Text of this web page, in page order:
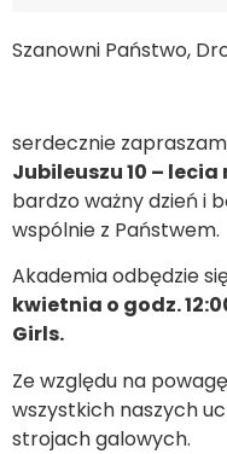
Szanowni Państwo,
serdecznie
Jubileuszu 10 – lecia
bardzo ważny dzień i
wspólnie z Państwem.
Akademia odbędzie
kwietnia o godz.
Girls.
Ze względu na
wszystkich naszych
strojach galowych.